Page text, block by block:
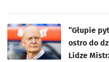
“Głupie
ostro do
Lidze